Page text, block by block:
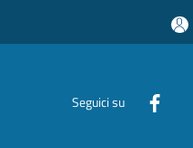
Seguici su